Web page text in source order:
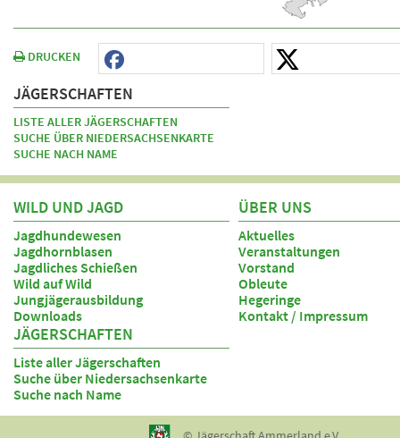
DRUCKEN
JÄGERSCHAFTEN
LISTE ALLER JÄGERSCHAFTEN
SUCHE ÜBER NIEDERSACHSENKARTE
SUCHE NACH NAME
WILD UND JAGD
Jagdhundewesen
Jagdhornblasen
Jagdliches Schießen
Wild auf Wild
Jungjägerausbildung
Downloads
ÜBER UNS
Aktuelles
Veranstaltungen
Vorstand
Obleute
Hegeringe
Kontakt / Impressum
JÄGERSCHAFTEN
Liste aller Jägerschaften
Suche über Niedersachsenkarte
Suche nach Name